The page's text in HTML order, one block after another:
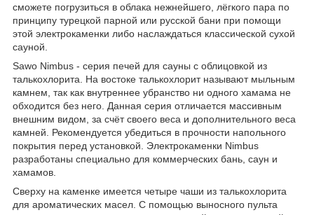
сможете погрузиться в облака нежнейшего, лёгкого пара по
принципу турецкой парной или русской бани при помощи
этой электрокаменки либо наслаждаться классической сухой
сауной.
Sawo Nimbus - серия печей для сауны с облицовкой из
талькохлорита. На востоке талькохлорит называют мыльным
камнем, так как внутреннее убранство ни одного хамама не
обходится без него. Данная серия отличается массивным
внешним видом, за счёт своего веса и дополнительного веса
камней. Рекомендуется убедиться в прочности напольного
покрытия перед установкой. Электрокаменки Nimbus
разработаны специально для коммерческих бань, саун и
хамамов.
Сверху на каменке имеется четыре чаши из талькохлорита
для ароматических масел. С помощью выносного пульта